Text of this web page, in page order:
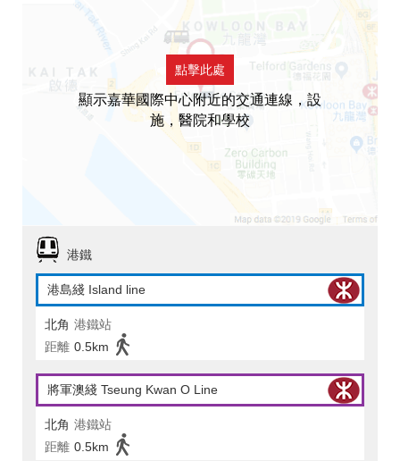
點擊此處
顯示嘉華國際中心附近的交通連線，設
施，醫院和學校
港鐵
港島綫 Island line
北角 港鐵站
距離 0.5km
將軍澳綫 Tseung Kwan O Line
北角 港鐵站
距離 0.5km